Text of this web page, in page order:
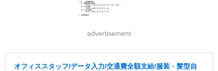
advertisement
オフィススタッフ/データ入力/交通費全額支給/服装・髪型自